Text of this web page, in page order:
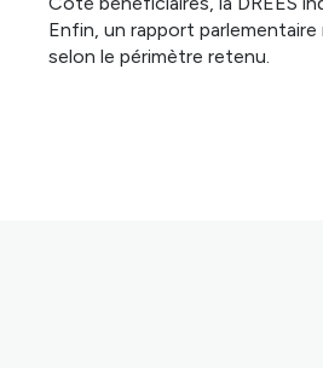
Enfin, un rapport parlementaire
selon le périmètre retenu.